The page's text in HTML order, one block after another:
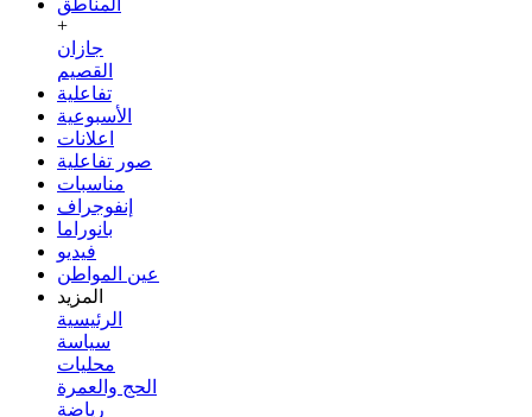
المناطق
+
جازان
القصيم
تفاعلية
الأسبوعية
اعلانات
صور تفاعلية
مناسبات
إنفوجراف
بانوراما
فيديو
عين المواطن
المزيد
الرئيسية
سياسة
محليات
الحج والعمرة
رياضة